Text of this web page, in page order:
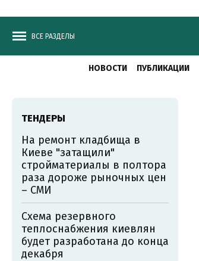
ВСЕ РАЗДЕЛЫ
НОВОСТИ ПУБЛИКАЦИИ
ТЕНДЕРЫ
На ремонт кладбища в
Киеве "затащили"
стройматериалы в полтора
раза дороже рыночных цен
– СМИ
Схема резервного
теплоснабжения киевлян
будет разработана до конца
декабря